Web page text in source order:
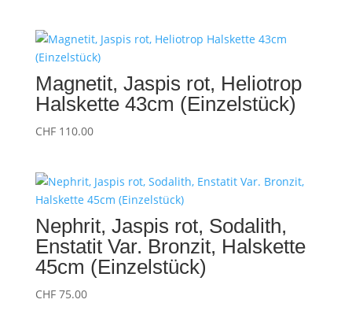
Magnetit, Jaspis rot, Heliotrop
Halskette 43cm (Einzelstück)
CHF110.00
Nephrit, Jaspis rot, Sodalith,
Enstatit Var. Bronzit, Halskette
45cm (Einzelstück)
CHF75.00